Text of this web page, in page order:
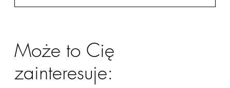
Może to Cię
zainteresuje: